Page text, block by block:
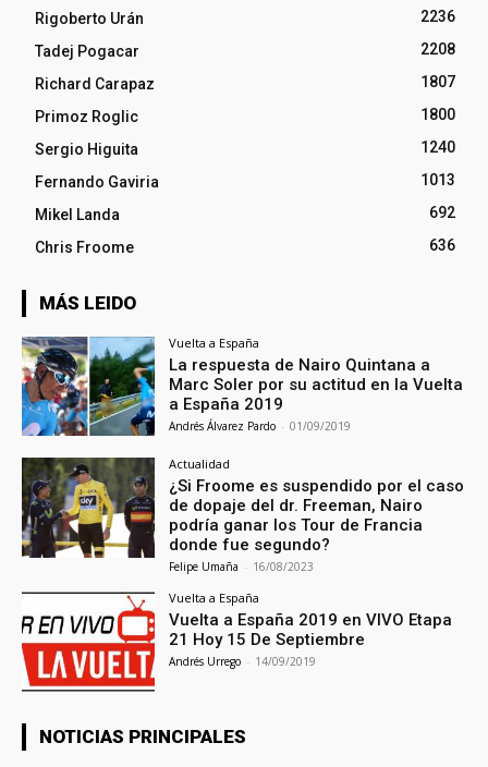
Rigoberto Urán
2236
Tadej Pogacar
2208
Richard Carapaz
1807
Primoz Roglic
1800
Sergio Higuita
1240
Fernando Gaviria
1013
Mikel Landa
692
Chris Froome
636
MÁS LEIDO
Vuelta a España
La respuesta de Nairo Quintana a
Marc Soler por su actitud en la Vuelta
a España 2019
Andrés Álvarez Pardo - 01/09/2019
Actualidad
¿Si Froome es suspendido por el caso
de dopaje del dr. Freeman, Nairo
podría ganar los Tour de Francia
donde fue segundo?
Felipe Umaña - 16/08/2023
Vuelta a España
Vuelta a España 2019 en VIVO Etapa
21 Hoy 15 De Septiembre
Andrés Urrego - 14/09/2019
NOTICIAS PRINCIPALES